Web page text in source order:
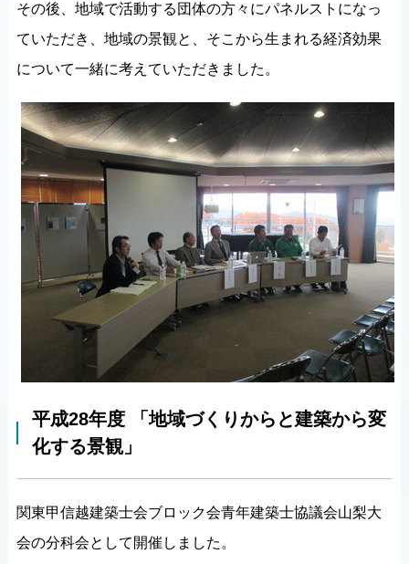
その後、地域で活動する団体の方々にパネルストになっ
ていただき、地域の景観と、そこから生まれる経済効果
について一緒に考えていただきました。
平成28年度 「地域づくりからと建築から変
化する景観」
関東甲信越建築士会ブロック会青年建築士協議会山梨大
会の分科会として開催しました。